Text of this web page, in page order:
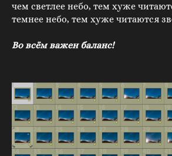
чем светлее небо, тем хуже
темнее небо, тем хуже читаются
Во всём важен баланс!